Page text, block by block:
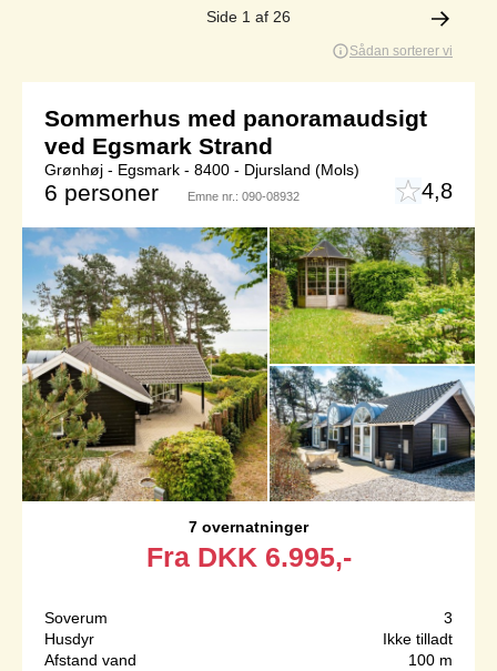
Side 1 af 26
Sådan sorterer vi
Sommerhus med panoramaudsigt
ved Egsmark Strand
Grønhøj - Egsmark - 8400 - Djursland (Mols)
6 personer Emne nr.: 090-08932 4,8
7 overnatninger
Fra DKK 6.995,-
Soverum
3
Husdyr
Ikke tilladt
Afstand vand
100 m